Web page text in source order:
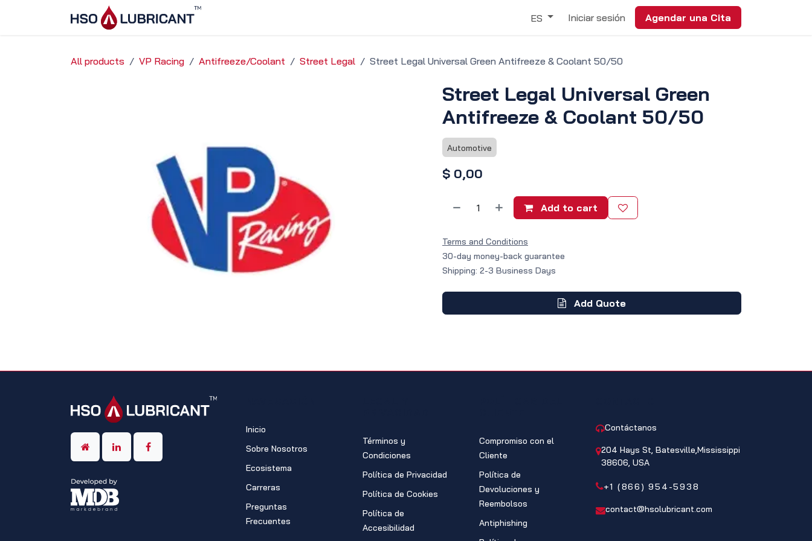
ES Iniciar sesión Agendar una Cita
All products VP Racing Antifreeze/Coolant Street Legal Street Legal Universal Green Antifreeze & Coolant 50/50
Street Legal Universal Green
Antifreeze & Coolant 50/50
Automotive
$ 0,00
Add to cart
Terms and Conditions
30-day money-back guarantee
Shipping: 2-3 Business Days
Add Quote
Inicio
Sobre Nosotros
Ecosistema
Carreras
Preguntas
Frecuentes
Términos y
Condiciones
Política de Privacidad
Política de Cookies
Política de
Accesibilidad
Compromiso con el
Cliente
Política de
Devoluciones y
Reembolsos
Antiphishing
Contáctanos
204 Hays St, Batesville,Mississippi
38606, USA
+1 (866) 954-5938
contact@hsolubricant.com